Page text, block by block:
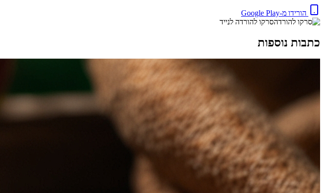
הורידו מ-Google Play
סרקו להורדה לנייד
כתבות נוספות